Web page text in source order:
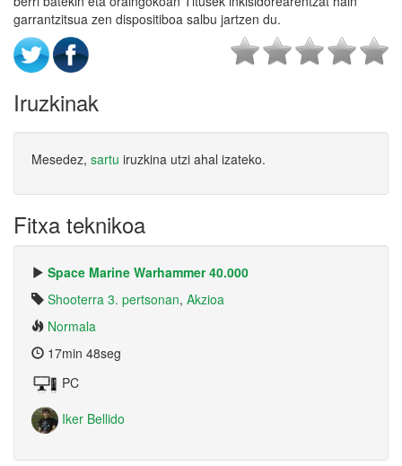
garrantzitsua zen dispositiboa salbu jartzen du.
Iruzkinak
Mesedez, sartu iruzkina utzi ahal izateko.
Fitxa teknikoa
Space Marine Warhammer 40.000
Shooterra 3. pertsonan, Akzioa
Normala
17min 48seg
PC
Iker Bellido